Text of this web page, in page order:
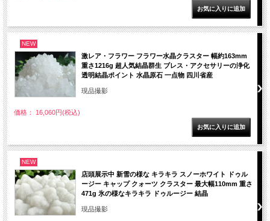
NEW
激レア・フラワー フラワー水晶クラスター 幅約163mm
重さ1216g 超人気結晶群生 ブレス・アクセサリーの浄化
透明結晶ポイント 水晶原石 一点物 四川省産
現品撮影
価格： 16,060円(税込)
NEW
店頭展示中 新雪の様な キラキラ スノーホワイト ドゥル
ージー キャップ クォーツ クラスター 最大幅110mm 重さ
471g 氷の様なキラキラ ドゥルージー 結晶
現品撮影